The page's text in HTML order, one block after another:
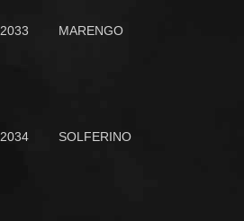
2033 MARENGO
2034 SOLFERINO